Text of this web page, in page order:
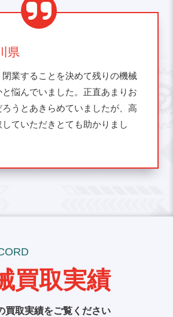
県
業することを決めて残りの機械
と悩んでいました。正直あまりお
うとあきらめていましたが、高
ていただきとても助かりまし
買取実績
買取実績をご覧ください